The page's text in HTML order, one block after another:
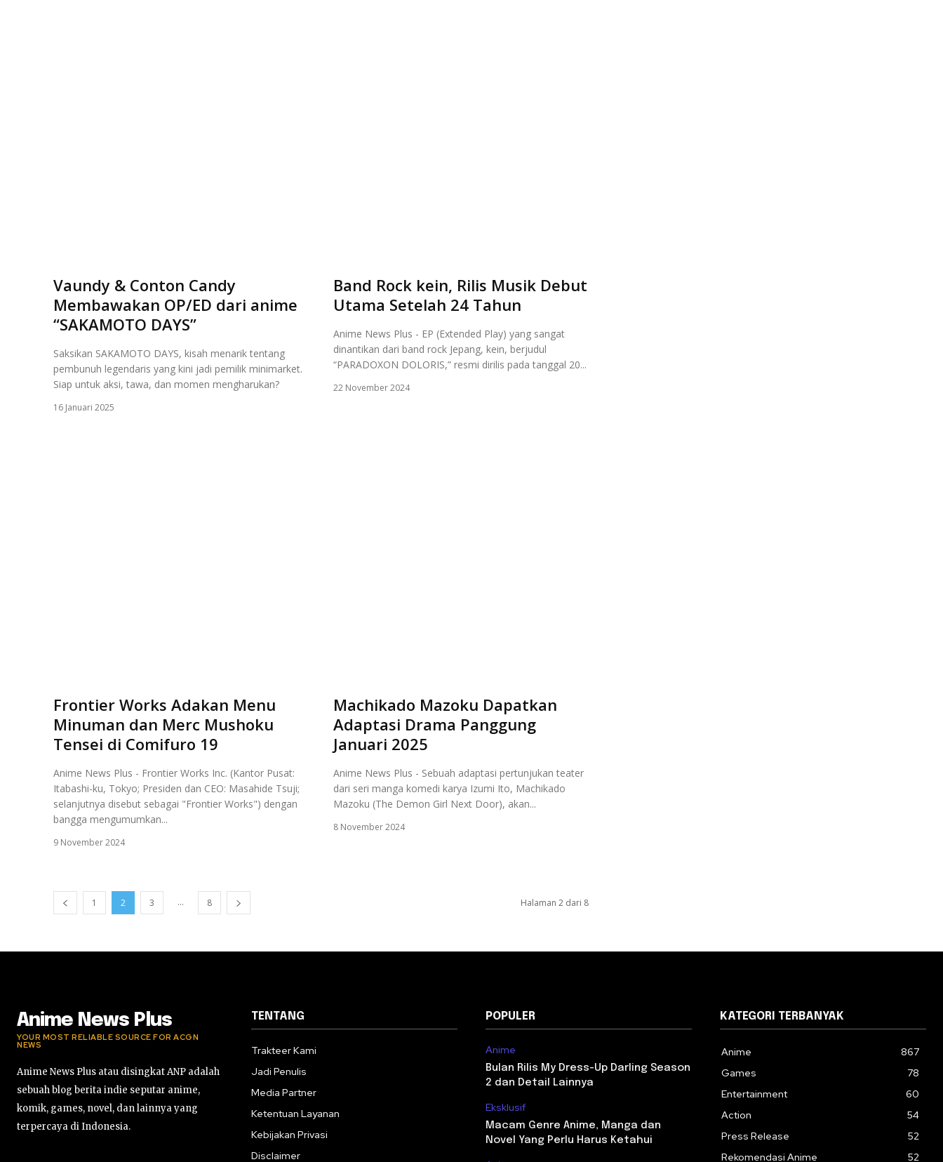
Vaundy & Conton Candy
Membawakan OP/ED dari anime
“SAKAMOTO DAYS”
Saksikan SAKAMOTO DAYS, kisah menarik tentang
pembunuh legendaris yang kini jadi pemilik minimarket.
Siap untuk aksi, tawa, dan momen mengharukan?
16 Januari 2025
Band Rock kein, Rilis Musik Debut
Utama Setelah 24 Tahun
Anime News Plus - EP (Extended Play) yang sangat
dinantikan dari band rock Jepang, kein, berjudul
“PARADOXON DOLORIS,” resmi dirilis pada tanggal 20...
22 November 2024
Frontier Works Adakan Menu
Minuman dan Merc Mushoku
Tensei di Comifuro 19
Anime News Plus - Frontier Works Inc. (Kantor Pusat:
Itabashi-ku, Tokyo; Presiden dan CEO: Masahide Tsuji;
selanjutnya disebut sebagai "Frontier Works") dengan
bangga mengumumkan...
9 November 2024
Machikado Mazoku Dapatkan
Adaptasi Drama Panggung
Januari 2025
Anime News Plus - Sebuah adaptasi pertunjukan teater
dari seri manga komedi karya Izumi Ito, Machikado
Mazoku (The Demon Girl Next Door), akan...
8 November 2024
1 2 3 ... 8 Halaman 2 dari 8
Anime News Plus
YOUR MOST RELIABLE SOURCE FOR ACGN
NEWS
Anime News Plus atau disingkat ANP adalah
sebuah blog berita indie seputar anime,
komik, games, novel, dan lainnya yang
terpercaya di Indonesia.
TENTANG
Trakteer Kami
Jadi Penulis
Media Partner
Ketentuan Layanan
Kebijakan Privasi
Disclaimer
POPULER
Anime
Bulan Rilis My Dress-Up Darling Season
2 dan Detail Lainnya
Eksklusif
Macam Genre Anime, Manga dan
Novel Yang Perlu Harus Ketahui
KATEGORI TERBANYAK
Anime
867
Games
78
Entertainment
60
Action
54
Press Release
52
Rekomendasi Anime
52